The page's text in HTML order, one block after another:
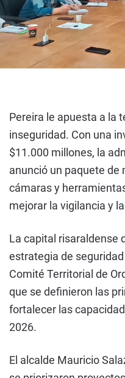
Pereira le apuesta a la
inseguridad. Con una
$11.000 millones, la
anunció un paquete de
cámaras y
mejorar la vigilancia y
La capital risaraldense
estrategia de
Comité Territorial de
que se definieron las
fortalecer las
2026.
El alcalde Mauricio